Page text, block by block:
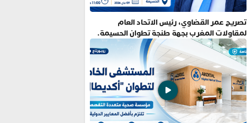
تصريح عمر القضاوي، رئيس الاتحاد العام
لمقاولات المغرب بجهة طنجة تطوان الحسيمة.